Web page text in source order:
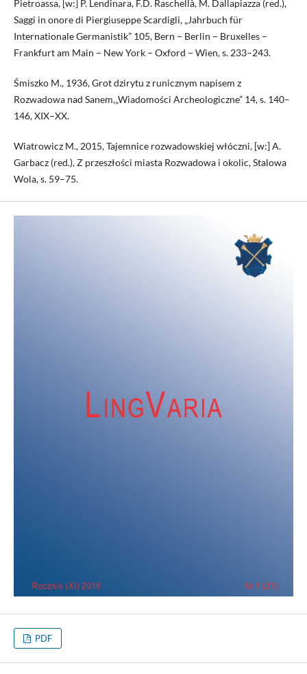
Pietroassa, [w:] P. Lendinara, F.D. Raschellà, M. Dallapiazza (red.),
Saggi in onore di Piergiuseppe Scardigli, „Jahrbuch für
Internationale Germanistik” 105, Bern − Berlin − Bruxelles −
Frankfurt am Main − New York − Oxford − Wien, s. 233–243.
Śmiszko M., 1936, Grot dzirytu z runicznym napisem z
Rozwadowa nad Sanem,„Wiadomości Archeologiczne” 14, s. 140–
146, XIX–XX.
Wiatrowicz M., 2015, Tajemnice rozwadowskiej włóczni, [w:] A.
Garbacz (red.), Z przeszłości miasta Rozwadowa i okolic, Stalowa
Wola, s. 59–75.
PDF